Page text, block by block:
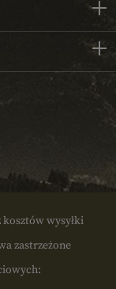
kosztów wysyłki
zastrzeżone